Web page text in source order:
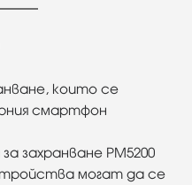
които се
смартфон
за захранване PM5200
могат да се